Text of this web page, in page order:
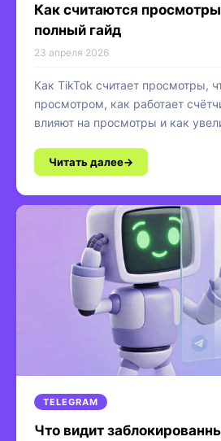
Как считаются просмотры
полный гайд
23 апреля 2026
Как TikTok считает просмотры,
просмотром, как работает
влияют на просмотры и как
Читать далее
TELEGRAM
Что видит